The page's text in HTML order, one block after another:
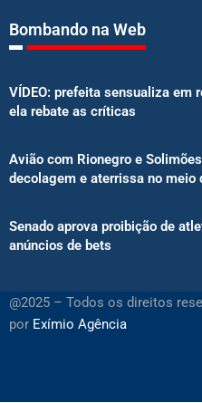
Bombando na Web
VÍDEO: prefeita sensualiza em
ela rebate as críticas
Avião com Rionegro e
decolagem e aterrissa no meio
Senado aprova proibição de
anúncios de bets
@2025 – Todos os direitos
por Exímio Agência